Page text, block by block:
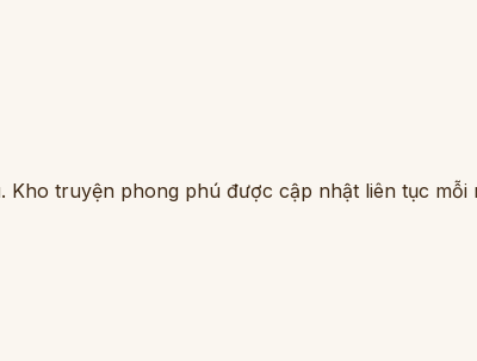
truyện phong phú được cập nhật liên tục mỗi